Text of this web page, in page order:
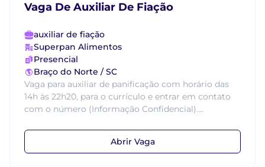
Vaga De Auxiliar De Fiação
auxiliar de fiação
Superpan Alimentos
Presencial
Braço do Norte / SC
Vaga para auxiliar de panificação com horário das
14h às 22h20, para o currículo e entrar em contato
com o número (Informação Confidencial)....
Abrir Vaga